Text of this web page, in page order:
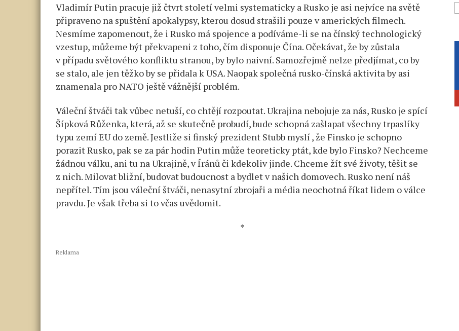
Vladimír Putin pracuje již čtvrt století velmi systematicky a Rusko je asi nejvíce na světě
připraveno na spuštění apokalypsy, kterou dosud strašili pouze v amerických filmech.
Nesmíme zapomenout, že i Rusko má spojence a podíváme-li se na čínský technologický
vzestup, můžeme být překvapeni z toho, čím disponuje Čína. Očekávat, že by zůstala
v případu světového konfliktu stranou, by bylo naivní. Samozřejmě nelze předjímat, co by
se stalo, ale jen těžko by se přidala k USA. Naopak společná rusko-čínská aktivita by asi
znamenala pro NATO ještě vážnější problém.
Váleční štváči tak vůbec netuší, co chtějí rozpoutat. Ukrajina nebojuje za nás, Rusko je spící
Šípková Růženka, která, až se skutečně probudí, bude schopná zašlapat všechny trpaslíky
typu zemí EU do země. Jestliže si finský prezident Stubb myslí , že Finsko je schopno
porazit Rusko, pak se za pár hodin Putin může teoreticky ptát, kde bylo Finsko? Nechceme
žádnou válku, ani tu na Ukrajině, v Íránů či kdekoliv jinde. Chceme žít své životy, těšit se
z nich. Milovat bližní, budovat budoucnost a bydlet v našich domovech. Rusko není náš
nepřítel. Tím jsou váleční štváči, nenasytní zbrojaři a média neochotná říkat lidem o válce
pravdu. Je však třeba si to včas uvědomit.
*
Reklama